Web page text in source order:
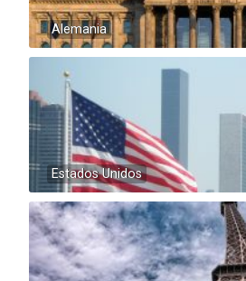
Alemania
Estados Unidos